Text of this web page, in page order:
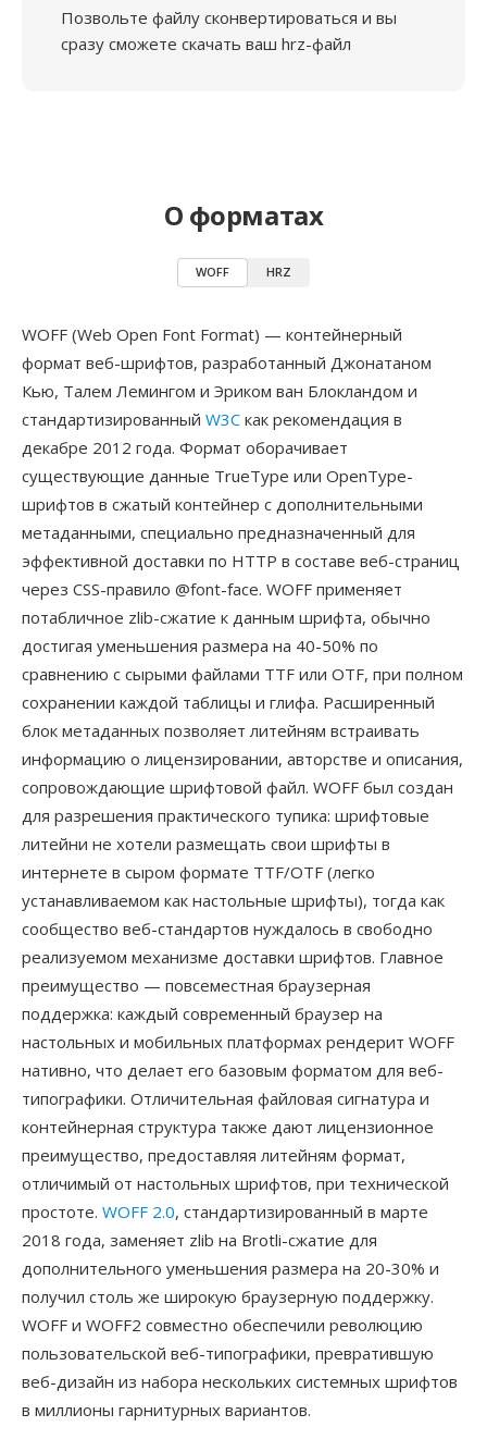
Позвольте файлу сконвертироваться и вы
сразу сможете скачать ваш hrz-файл
О форматах
WOFF HRZ
WOFF (Web Open Font Format) — контейнерный
формат веб-шрифтов, разработанный Джонатаном
Кью, Талем Лемингом и Эриком ван Блокландом и
стандартизированный W3C как рекомендация в
декабре 2012 года. Формат оборачивает
существующие данные TrueType или OpenType-
шрифтов в сжатый контейнер с дополнительными
метаданными, специально предназначенный для
эффективной доставки по HTTP в составе веб-страниц
через CSS-правило @font-face. WOFF применяет
потабличное zlib-сжатие к данным шрифта, обычно
достигая уменьшения размера на 40-50% по
сравнению с сырыми файлами TTF или OTF, при полном
сохранении каждой таблицы и глифа. Расширенный
блок метаданных позволяет литейням встраивать
информацию о лицензировании, авторстве и описания,
сопровождающие шрифтовой файл. WOFF был создан
для разрешения практического тупика: шрифтовые
литейни не хотели размещать свои шрифты в
интернете в сыром формате TTF/OTF (легко
устанавливаемом как настольные шрифты), тогда как
сообщество веб-стандартов нуждалось в свободно
реализуемом механизме доставки шрифтов. Главное
преимущество — повсеместная браузерная
поддержка: каждый современный браузер на
настольных и мобильных платформах рендерит WOFF
нативно, что делает его базовым форматом для веб-
типографики. Отличительная файловая сигнатура и
контейнерная структура также дают лицензионное
преимущество, предоставляя литейням формат,
отличимый от настольных шрифтов, при технической
простоте. WOFF 2.0, стандартизированный в марте
2018 года, заменяет zlib на Brotli-сжатие для
дополнительного уменьшения размера на 20-30% и
получил столь же широкую браузерную поддержку.
WOFF и WOFF2 совместно обеспечили революцию
пользовательской веб-типографики, превратившую
веб-дизайн из набора нескольких системных шрифтов
в миллионы гарнитурных вариантов.